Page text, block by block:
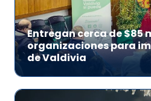
Entregan cerca de $85
organizaciones para
de Valdivia